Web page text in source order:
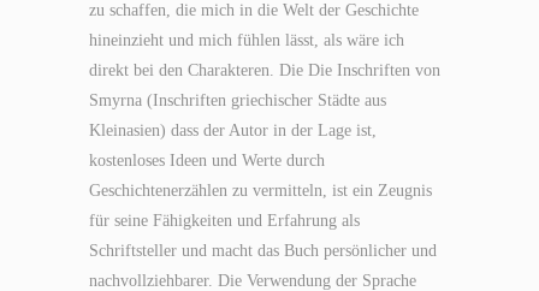
zu schaffen, die mich in die Welt der Geschichte
hineinzieht und mich fühlen lässt, als wäre ich
direkt bei den Charakteren. Die Die Inschriften von
Smyrna (Inschriften griechischer Städte aus
Kleinasien) dass der Autor in der Lage ist,
kostenloses Ideen und Werte durch
Geschichtenerzählen zu vermitteln, ist ein Zeugnis
für seine Fähigkeiten und Erfahrung als
Schriftsteller und macht das Buch persönlicher und
nachvollziehbarer. Die Verwendung der Sprache